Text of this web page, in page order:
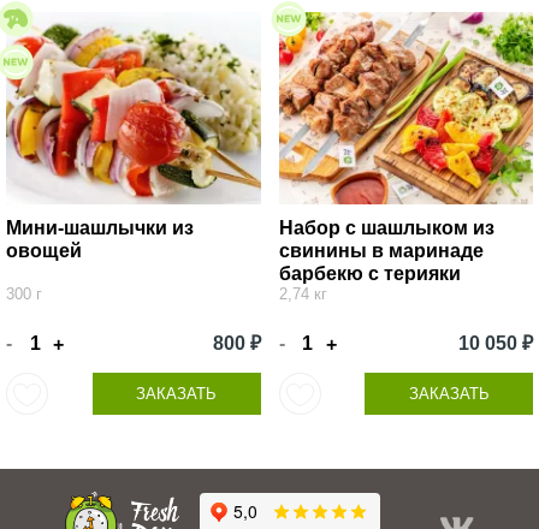
Мини-шашлычки из
овощей
300 г
- + 800 ₽
ЗАКАЗАТЬ
Набор с шашлыком из
свинины в маринаде
барбекю с терияки
2,74 кг
- + 10 050 ₽
ЗАКАЗАТЬ